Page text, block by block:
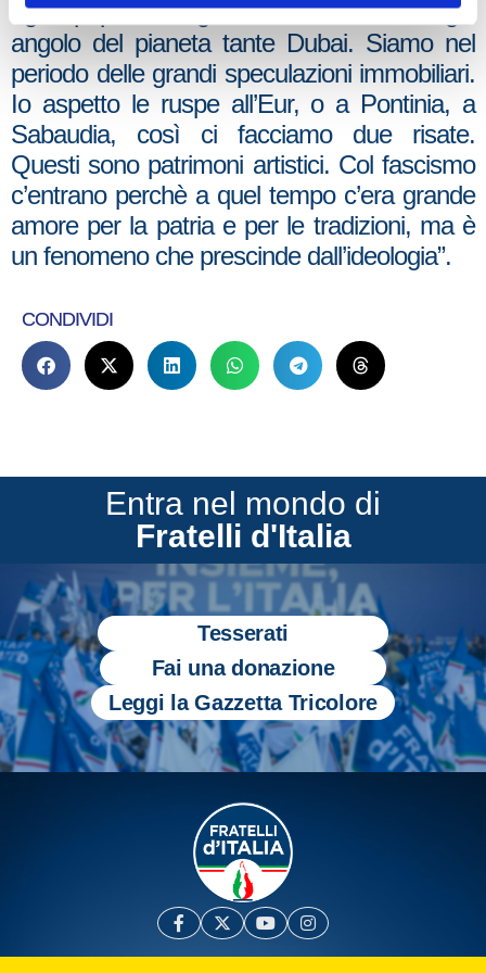
ogni popolo. Vogliono realizzare in ogni
angolo del pianeta tante Dubai. Siamo nel
periodo delle grandi speculazioni immobiliari.
Io aspetto le ruspe all’Eur, o a Pontinia, a
Sabaudia, così ci facciamo due risate.
Questi sono patrimoni artistici. Col fascismo
c’entrano perchè a quel tempo c’era grande
amore per la patria e per le tradizioni, ma è
un fenomeno che prescinde dall’ideologia”.
CONDIVIDI
Entra nel mondo di
Fratelli d'Italia
Tesserati
Fai una donazione
Leggi la Gazzetta Tricolore